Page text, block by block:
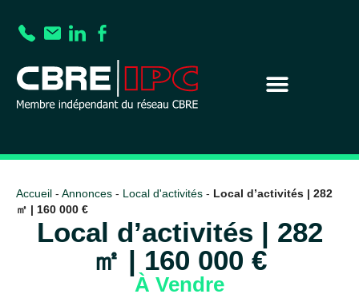
Accueil - Annonces - Local d'activités - Local d’activités | 282
㎡ | 160 000 €
Local d’activités | 282
㎡ | 160 000 €
À Vendre